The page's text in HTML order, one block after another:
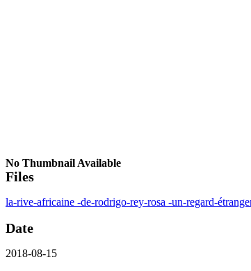
No Thumbnail Available
Files
la-rive-africaine -de-rodrigo-rey-rosa -un-regard-
Date
2018-08-15